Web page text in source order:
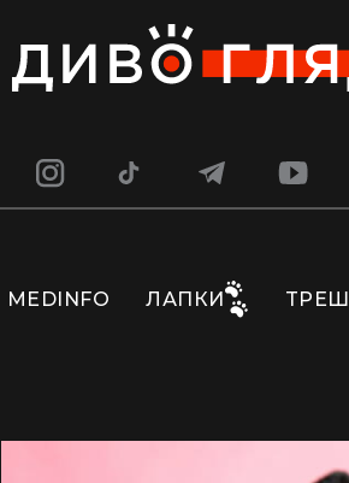
MEDINFO ЛАПКИ ТРЕШ